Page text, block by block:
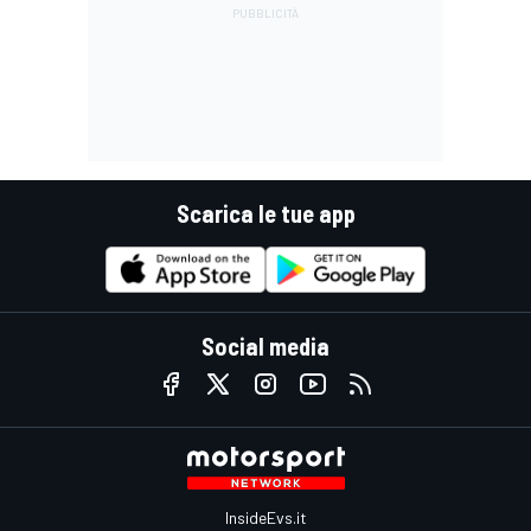
Scarica le tue app
Social media
InsideEvs.it